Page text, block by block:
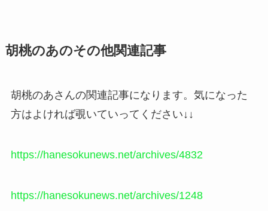
胡桃のあのその他関連記事
胡桃のあさんの関連記事になります。気になった
方はよければ覗いていってください↓↓
https://hanesokunews.net/archives/4832
https://hanesokunews.net/archives/1248